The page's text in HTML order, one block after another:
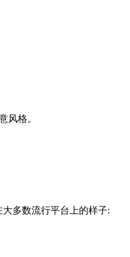
风格。
多数流行平台上的样子: